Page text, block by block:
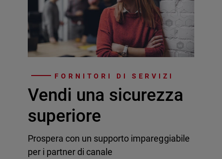
FORNITORI DI SERVIZI
Vendi una sicurezza
superiore
Prospera con un supporto impareggiabile
per i partner di canale